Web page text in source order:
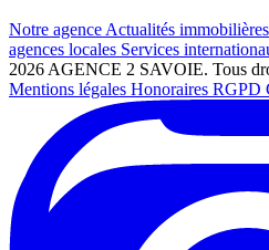
Notre agence Actualités immobilières
agences locales Services
2026 AGENCE 2 SAVOIE. Tous
Mentions légales Honoraires RGPD